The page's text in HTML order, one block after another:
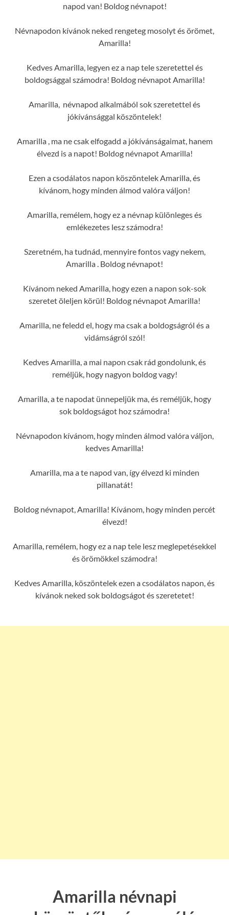
napod van! Boldog névnapot!
Névnapodon kívánok neked rengeteg mosolyt és örömet,
Amarilla!
Kedves Amarilla, legyen ez a nap tele szeretettel és
boldogsággal számodra! Boldog névnapot Amarilla!
Amarilla, névnapod alkalmából sok szeretettel és
jókívánsággal köszöntelek!
Amarilla , ma ne csak elfogadd a jókívánságaimat, hanem
élvezd is a napot! Boldog névnapot Amarilla!
Ezen a csodálatos napon köszöntelek Amarilla, és
kívánom, hogy minden álmod valóra váljon!
Amarilla, remélem, hogy ez a névnap különleges és
emlékezetes lesz számodra!
Szeretném, ha tudnád, mennyire fontos vagy nekem,
Amarilla . Boldog névnapot!
Kívánom neked Amarilla, hogy ezen a napon sok-sok
szeretet öleljen körül! Boldog névnapot Amarilla!
Amarilla, ne feledd el, hogy ma csak a boldogságról és a
vidámságról szól!
Kedves Amarilla, a mai napon csak rád gondolunk, és
reméljük, hogy nagyon boldog vagy!
Amarilla, a te napodat ünnepeljük ma, és reméljük, hogy
sok boldogságot hoz számodra!
Névnapodon kívánom, hogy minden álmod valóra váljon,
kedves Amarilla!
Amarilla, ma a te napod van, így élvezd ki minden
pillanatát!
Boldog névnapot, Amarilla! Kívánom, hogy minden percét
élvezd!
Amarilla, remélem, hogy ez a nap tele lesz meglepetésekkel
és örömökkel számodra!
Kedves Amarilla, köszöntelek ezen a csodálatos napon, és
kívánok neked sok boldogságot és szeretetet!
Amarilla névnapi